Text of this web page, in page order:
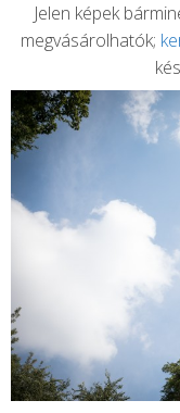
Jelen képek
megvásárolhatók;